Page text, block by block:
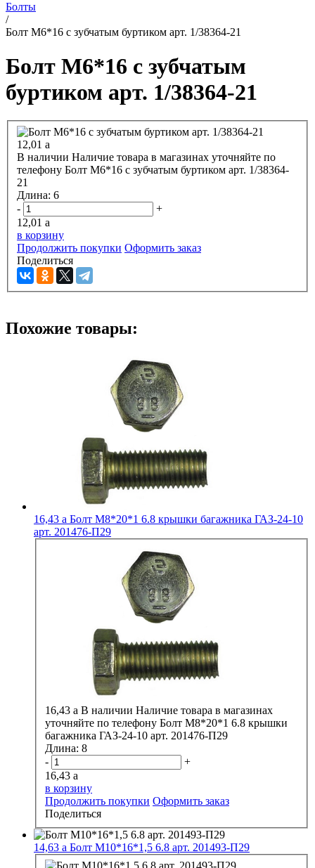
Болты
/
Болт М6*16 с зубчатым буртиком арт. 1/38364-21
Болт М6*16 с зубчатым
буртиком арт. 1/38364-21
12,01 a
В наличии Наличие товара в магазинах уточняйте по
телефону Болт М6*16 с зубчатым буртиком арт. 1/38364-
21
Длина: 6
-
+
12,01 a
в корзину
Продолжить покупки Оформить заказ
Поделиться
Похожие товары:
16,43 a Болт М8*20*1 6.8 крышки багажника ГАЗ-24-10
арт. 201476-П29
16,43 a В наличии Наличие товара в магазинах
уточняйте по телефону Болт М8*20*1 6.8 крышки
багажника ГАЗ-24-10 арт. 201476-П29
Длина: 8
-
+
16,43 a
в корзину
Продолжить покупки Оформить заказ
Поделиться
14,63 a Болт М10*16*1,5 6.8 арт. 201493-П29